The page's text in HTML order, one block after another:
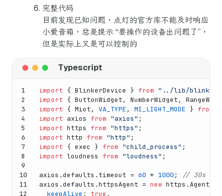
完整代码
目前发现已知问题，点灯的官方库不能及时响应
小爱音箱，总是提示 “要操作的设备出问题了”，
但是实际上又是可以控制的
1
2
3
4
5
6
7
8
9
10
11
12
import { BlinkerDevice } from "../lib/blinker"
import { ButtonWidget, NumberWidget,
import { Miot, VA_TYPE, MI_LIGHT_MODE } from
import axios from "axios" ;
import https from "https" ;
import http from "http" ;
import { exec } from "child_process" ;
import loudness from "loudness" ;
axios.defaults . timeout = 60 * 1000 ;
// 30s
axios.defaults .httpsAgent = new https.Agent
keepAlive : true ,